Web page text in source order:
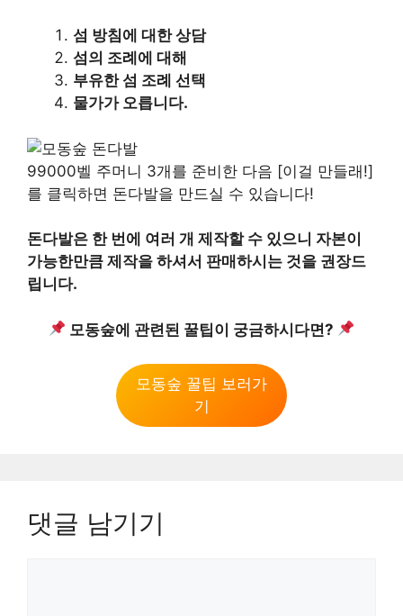
섬 방침에 대한 상담
섬의 조례에 대해
부유한 섬 조례 선택
물가가 오릅니다.
99000벨 주머니 3개를 준비한 다음 [이걸 만들래!]
를 클릭하면 돈다발을 만드실 수 있습니다!
돈다발은 한 번에 여러 개 제작할 수 있으니 자본이
가능한만큼 제작을 하셔서 판매하시는 것을 권장드
립니다.
모동숲에 관련된 꿀팁이 궁금하시다면?
모동숲 꿀팁 보러가
기
댓글 남기기